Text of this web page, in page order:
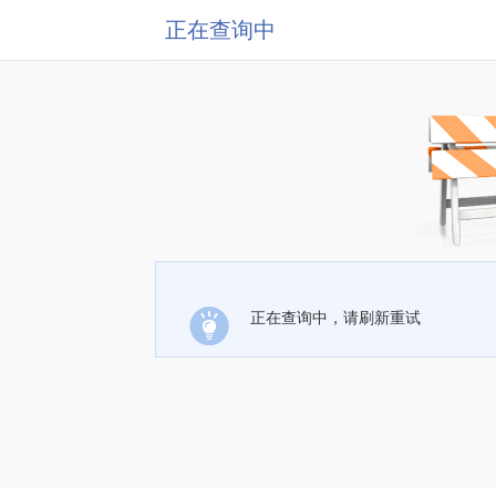
正在查询中
正在查询中，请刷新重试